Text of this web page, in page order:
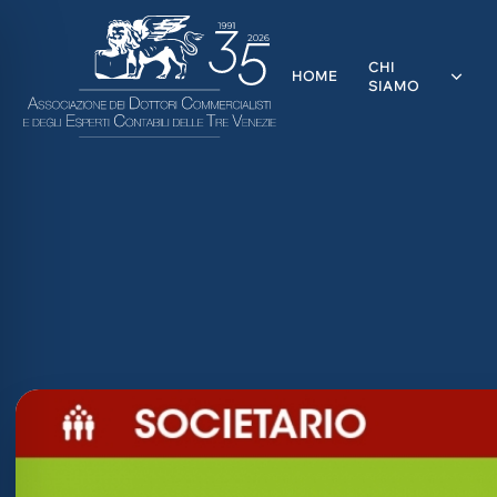
HOME
CHI
SIAMO
ipovedenti